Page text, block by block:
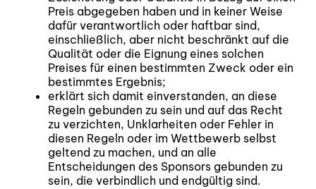
Preis abgegeben haben und in keiner Weise
dafür verantwortlich oder haftbar sind,
einschließlich, aber nicht beschränkt auf die
Qualität oder die Eignung eines solchen
Preises für einen bestimmten Zweck oder ein
bestimmtes Ergebnis;
erklärt sich damit einverstanden, an diese
Regeln gebunden zu sein und auf das Recht
zu verzichten, Unklarheiten oder Fehler in
diesen Regeln oder im Wettbewerb selbst
geltend zu machen, und an alle
Entscheidungen des Sponsors gebunden zu
sein, die verbindlich und endgültig sind.